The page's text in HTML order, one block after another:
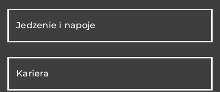
Jedzenie i napoje
Kariera